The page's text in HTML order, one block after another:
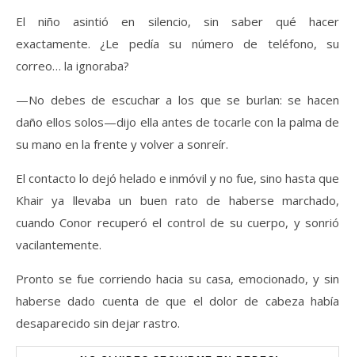
El niño asintió en silencio, sin saber qué hacer
exactamente. ¿Le pedía su número de teléfono, su
correo… la ignoraba?
—No debes de escuchar a los que se burlan: se hacen
daño ellos solos—dijo ella antes de tocarle con la palma de
su mano en la frente y volver a sonreír.
El contacto lo dejó helado e inmóvil y no fue, sino hasta que
Khair ya llevaba un buen rato de haberse marchado,
cuando Conor recuperó el control de su cuerpo, y sonrió
vacilantemente.
Pronto se fue corriendo hacia su casa, emocionado, y sin
haberse dado cuenta de que el dolor de cabeza había
desaparecido sin dejar rastro.
Set Youtube Channel ID